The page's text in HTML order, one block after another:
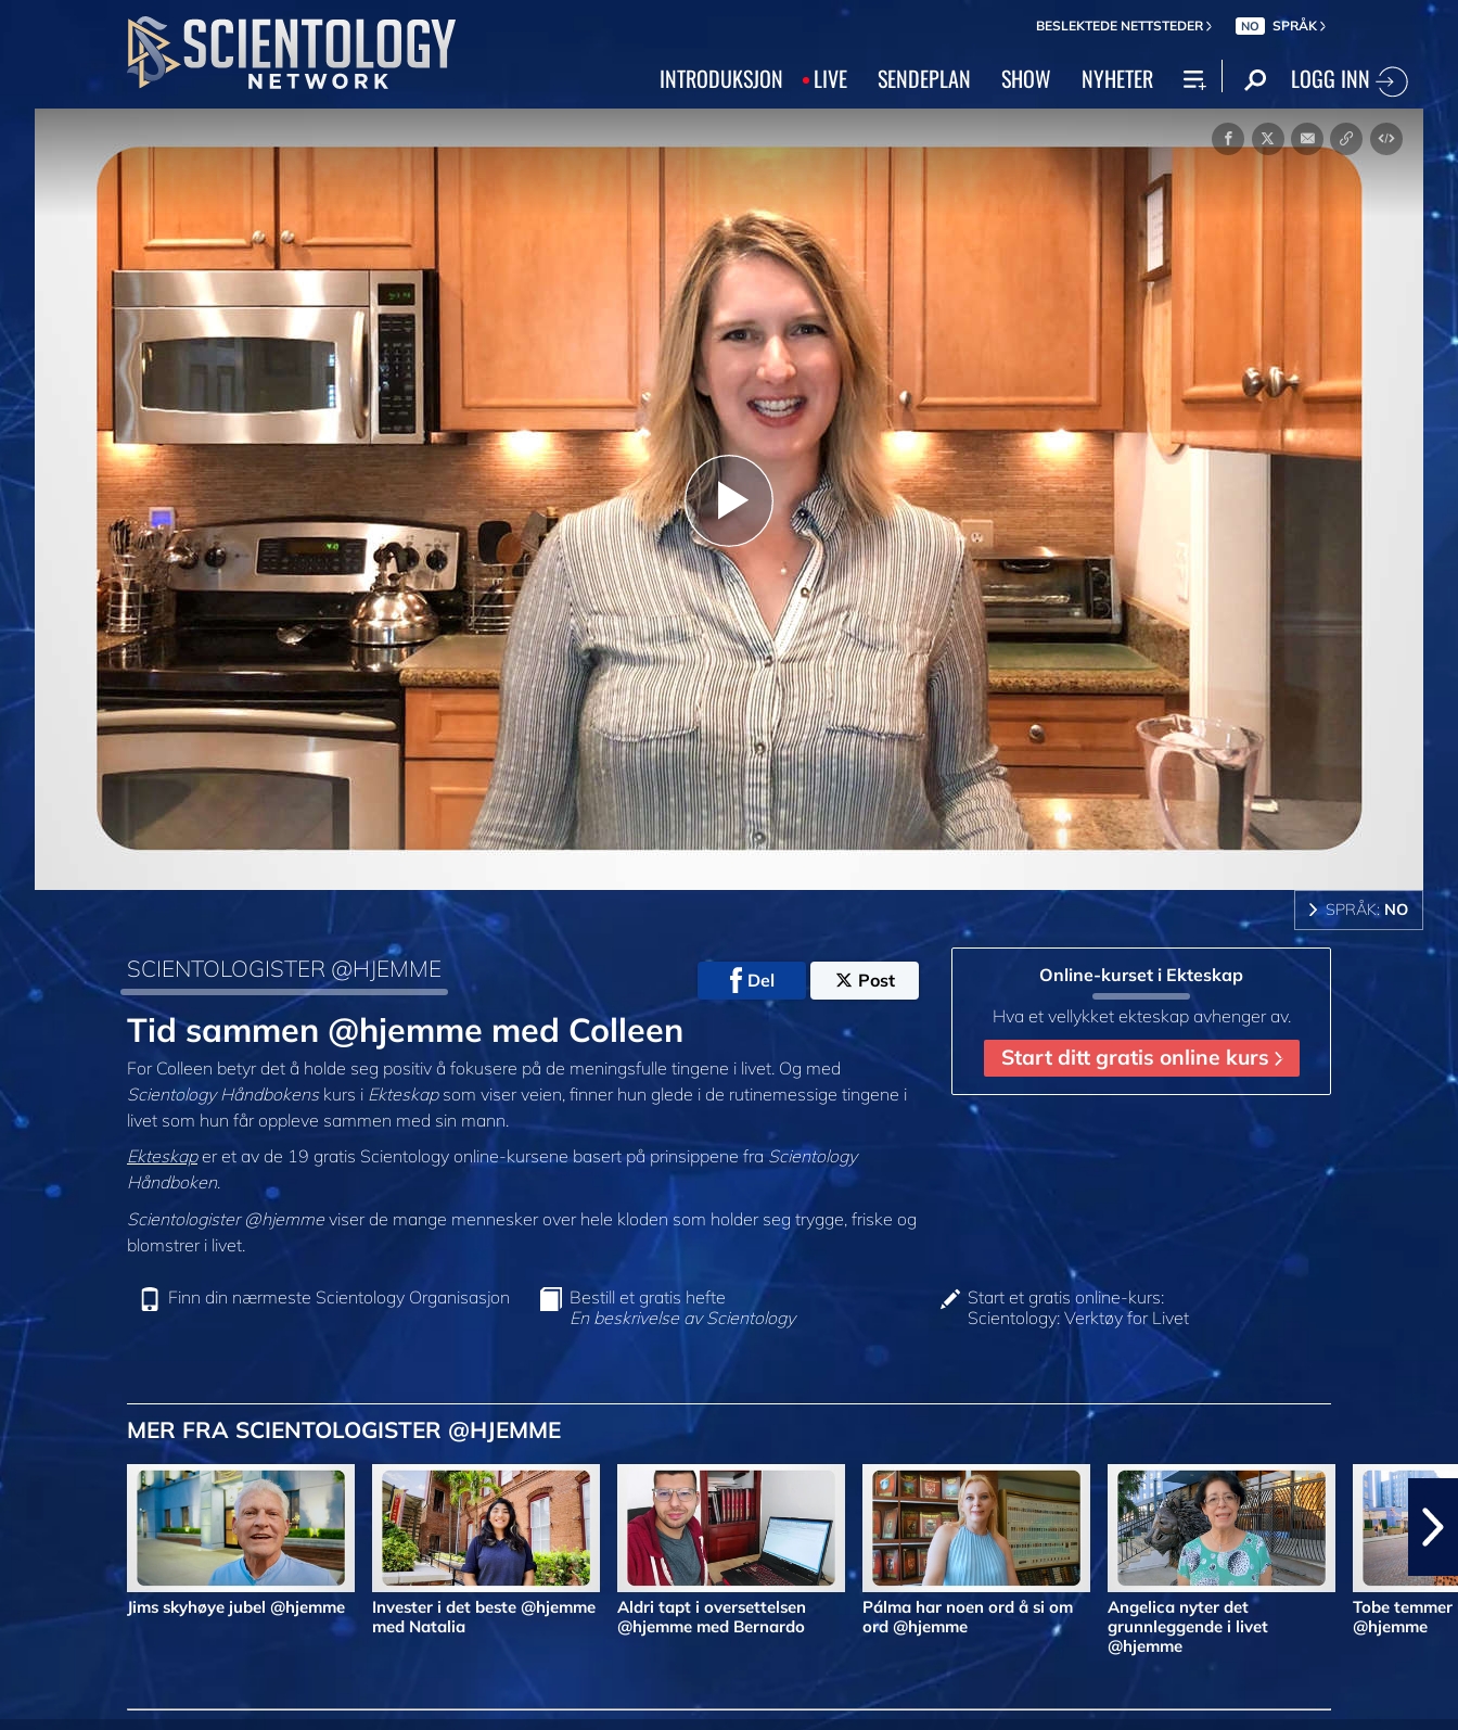
BESLEKTEDE NETTSTEDER NO SPRÅK
INTRODUKSJON LIVE SENDEPLAN SHOW NYHETER LOGG INN
Play
Video
SPRÅK: NO
SCIENTOLOGISTER @HJEMME Del Post
Tid sammen @hjemme med Colleen
For Colleen betyr det å holde seg positiv å fokusere på de meningsfulle tingene i livet. Og med
Scientology Håndbokenskurs i Ekteskapsom viser veien, finner hun glede i de rutinemessige tingene i
livet som hun får oppleve sammen med sin mann.
Ekteskaper et av de 19 gratis Scientology online-kursene basert på prinsippene fra Scientology
Håndboken.
Scientologister @hjemmeviser de mange mennesker over hele kloden som holder seg trygge, friske og
blomstrer i livet.
Online-kurset i Ekteskap
Hva et vellykket ekteskap avhenger av.
Start ditt gratis online kurs
Finn din nærmeste Scientology Organisasjon
Bestill et gratis hefte
En beskrivelse av Scientology
Start et gratis online-kurs:
Scientology: Verktøy for Livet
MER FRA SCIENTOLOGISTER @HJEMME
Jims skyhøye jubel @hjemme
Invester i det beste @hjemme
med Natalia
Aldri tapt i oversettelsen
@hjemme med Bernardo
Pálma har noen ord å si om
ord @hjemme
Angelica nyter det
grunnleggende i livet
@hjemme
Tobe
@hjemme